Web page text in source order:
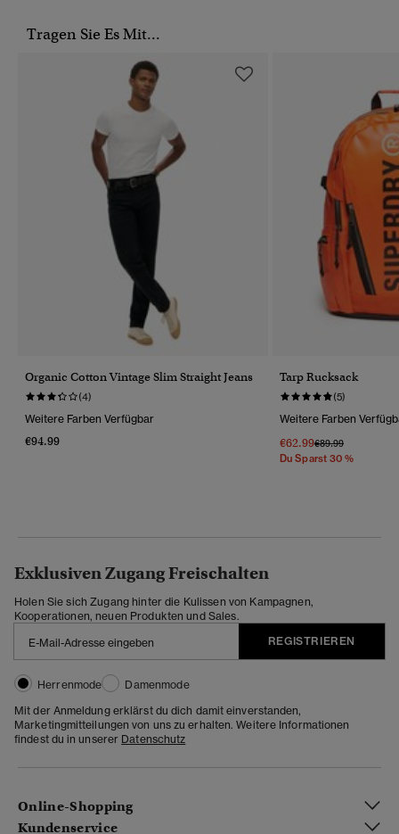
Tragen Sie Es Mit...
Organic Cotton Vintage Slim Straight Jeans
(4)
Weitere Farben Verfügbar
€94.99
Tarp Rucksack
(5)
Weitere Farben
€62.99Preis Wurde
€89.99Bis
Du Sparst 30 %
Exklusiven Zugang Freischalten
Holen Sie sich Zugang hinter die Kulissen von Kampagnen,
Kooperationen, neuen Produkten und Sales.
REGISTRIEREN
Herrenmode
Damenmode
Mit der Anmeldung erklärst du dich damit einverstanden,
Marketingmitteilungen von uns zu erhalten. Weitere Informationen
findest du in unserer Datenschutz
Online-Shopping
Kundenservice